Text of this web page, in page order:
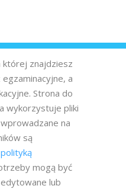
której znajdziesz
a
Strona do
wykorzystuje pliki
na
są
polityką
mogą być
lub